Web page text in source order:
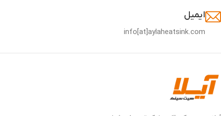
ایمیل
info[at]aylaheatsink.com